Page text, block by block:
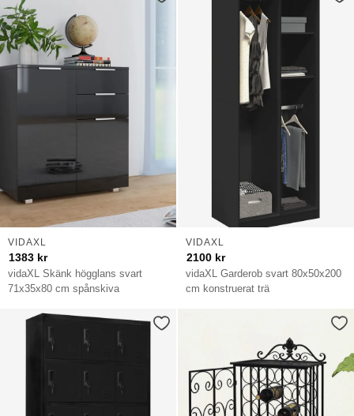
vidaXL Skänk högglans svart
71x35x80 cm spånskiva
VIDAXL
1383 kr
vidaXL Garderob svart 80x50x200
cm konstruerat trä
VIDAXL
2100 kr